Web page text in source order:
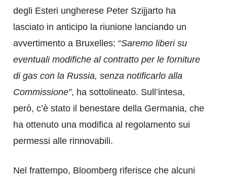
degli Esteri ungherese Peter Szijjarto ha
lasciato in anticipo la riunione lanciando un
avvertimento a Bruxelles: “Saremo liberi su
eventuali modifiche al contratto per le forniture
di gas con la Russia, senza notificarlo alla
Commissione”, ha sottolineato. Sull’intesa,
però, c’è stato il benestare della Germania, che
ha ottenuto una modifica al regolamento sui
permessi alle rinnovabili.
Nel frattempo, Bloomberg riferisce che alcuni